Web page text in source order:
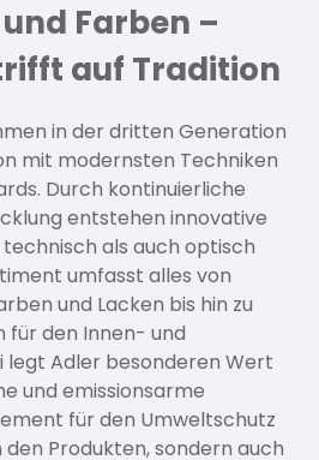
Farben –
auf Tradition
in der dritten Generation
mit modernsten Techniken
Durch kontinuierliche
entstehen innovative
als auch optisch
umfasst alles von
und Lacken bis hin zu
für den Innen- und
legt Adler besonderen Wert
und emissionsarme
für den Umweltschutz
Produkten, sondern auch